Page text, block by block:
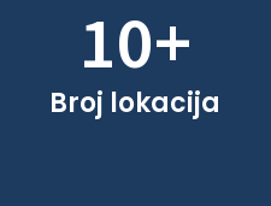
10+
Broj lokacija